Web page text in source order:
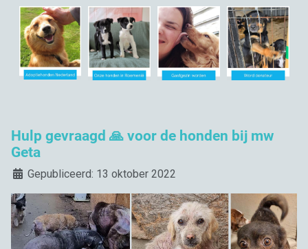
Hulp gevraagd 🙏 voor de honden bij mw
Geta
DetailsGepubliceerd: 13 oktober 2022